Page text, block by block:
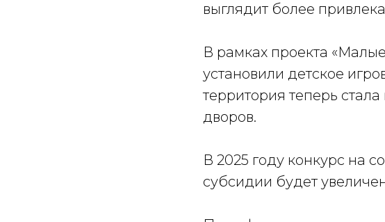
выглядит более
В рамках проекта
установили детское
территория теперь
дворов.
В 2025 году конкурс на
субсидии будет